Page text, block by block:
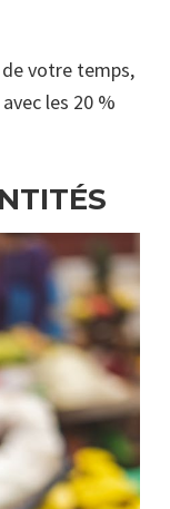
votre temps,
les 20 %